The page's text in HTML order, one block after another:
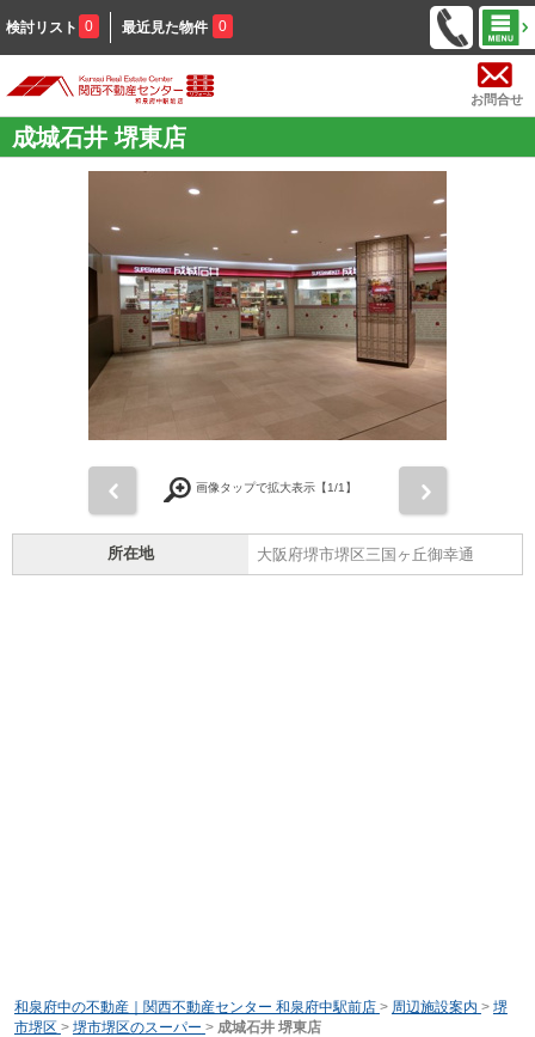
検討リスト 0 最近見た物件 0
お問合せ
成城石井 堺東店
画像タップで拡大表示【1/1】
所在地 大阪府堺市堺区三国ヶ丘御幸通
和泉府中の不動産｜関西不動産センター 和泉府中駅前店 > 周辺施設案内 > 堺
市堺区 > 堺市堺区のスーパー > 成城石井 堺東店